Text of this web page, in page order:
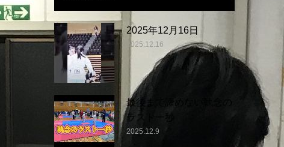
2025年12月16日
2025.12.16
最後まで諦めない執念の
ラスト一秒
2025.12.9